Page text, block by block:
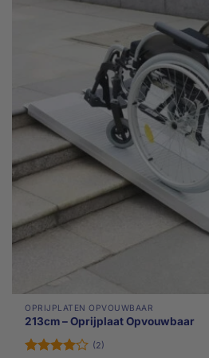
OPRIJPLATEN OPVOUWBAAR
213cm – Oprijplaat Opvouwbaar
(2)